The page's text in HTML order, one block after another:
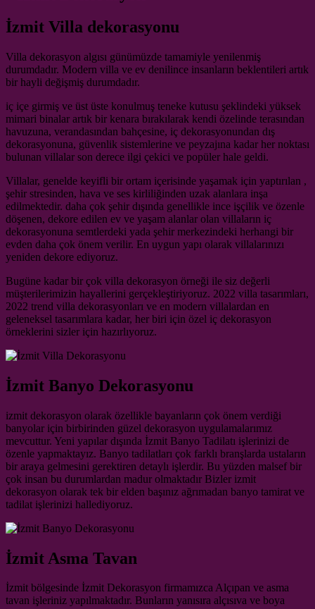
İzmit Villa dekorasyonu
Villa dekorasyon algısı günümüzde tamamiyle yenilenmiş
durumdadır. Modern villa ve ev denilince insanların beklentileri artık
bir hayli değişmiş durumdadır.
iç içe girmiş ve üst üste konulmuş teneke kutusu şeklindeki yüksek
mimari binalar artık bir kenara bırakılarak kendi özelinde terasından
havuzuna, verandasından bahçesine, iç dekorasyonundan dış
dekorasyonuna, güvenlik sistemlerine ve peyzajına kadar her noktası
bulunan villalar son derece ilgi çekici ve popüler hale geldi.
Villalar, genelde keyifli bir ortam içerisinde yaşamak için yaptırılan ,
şehir stresinden, hava ve ses kirliliğinden uzak alanlara inşa
edilmektedir. daha çok şehir dışında genellikle ince işçilik ve özenle
döşenen, dekore edilen ev ve yaşam alanlar olan villaların iç
dekorasyonuna semtlerdeki yada şehir merkezindeki herhangi bir
evden daha çok önem verilir. En uygun yapı olarak villalarınızı
yeniden dekore ediyoruz.
Bugüne kadar bir çok villa dekorasyon örneği ile siz değerli
müşterilerimizin hayallerini gerçekleştiriyoruz. 2022 villa tasarımları,
2022 trend villa dekorasyonları ve en modern villalardan en
geleneksel tasarımlara kadar, her biri için özel iç dekorasyon
örneklerini sizler için hazırlıyoruz.
İzmit Banyo Dekorasyonu
izmit dekorasyon olarak özellikle bayanların çok önem verdiği
banyolar için birbirinden güzel dekorasyon uygulamalarımız
mevcuttur. Yeni yapılar dışında İzmit Banyo Tadilatı işlerinizi de
özenle yapmaktayız. Banyo tadilatları çok farklı branşlarda ustaların
bir araya gelmesini gerektiren detaylı işlerdir. Bu yüzden malsef bir
çok insan bu durumlardan madur olmaktadır Bizler izmit
dekorasyon olarak tek bir elden başınız ağrımadan banyo tamirat ve
tadilat işlerinizi hallediyoruz.
İzmit Asma Tavan
İzmit bölgesinde İzmit Dekorasyon firmamızca Alçıpan ve asma
tavan işleriniz yapılmaktadır. Bunların yanısıra alçısıva ve boya